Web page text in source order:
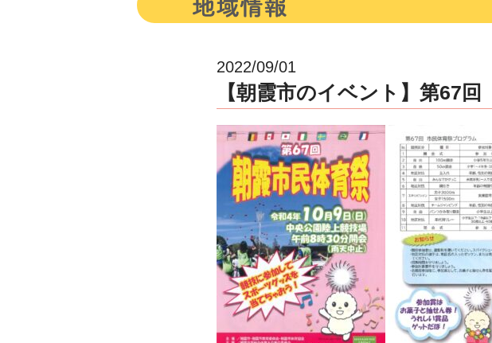
2022/09/01
【朝霞市のイベント】第67